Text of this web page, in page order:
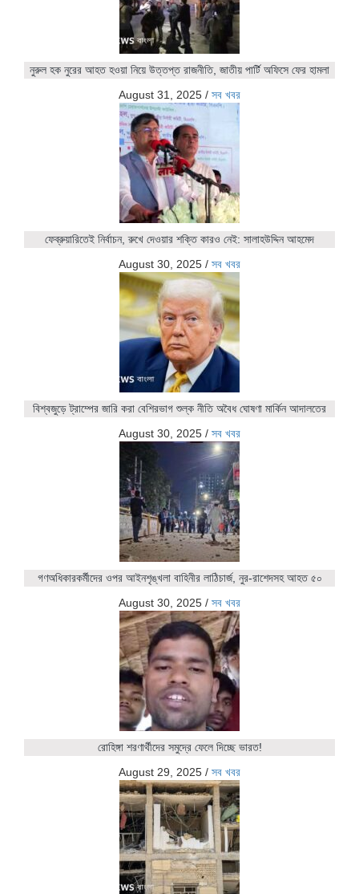
নুরুল হক নুরের আহত হওয়া নিয়ে উত্তপ্ত রাজনীতি, জাতীয় পার্টি অফিসে ফের হামলা
August 31, 2025 / সব খবর
ফেব্রুয়ারিতেই নির্বাচন, রুখে দেওয়ার শক্তি কারও নেই: সালাহউদ্দিন আহমেদ
August 30, 2025 / সব খবর
বিশ্বজুড়ে ট্রাম্পের জারি করা বেশিরভাগ শুল্ক নীতি অবৈধ ঘোষণা মার্কিন আদালতের
August 30, 2025 / সব খবর
গণঅধিকারকর্মীদের ওপর আইনশৃঙ্খলা বাহিনীর লাঠিচার্জ, নুর-রাশেদসহ আহত ৫০
August 30, 2025 / সব খবর
রোহিঙ্গা শরণার্থীদের সমুদ্রে ফেলে দিচ্ছে ভারত!
August 29, 2025 / সব খবর